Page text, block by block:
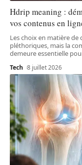
Hdrip meaning :
vos contenus en
Les choix en matière
pléthoriques, mais la
demeure essentielle
Tech 8 juillet 2026